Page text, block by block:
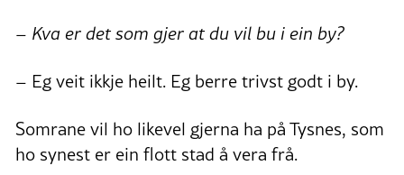
– Kva er det som gjer at du vil bu i ein by?
– Eg veit ikkje heilt. Eg berre trivst godt i by.
Somrane vil ho likevel gjerna ha på Tysnes, som
ho synest er ein flott stad å vera frå.